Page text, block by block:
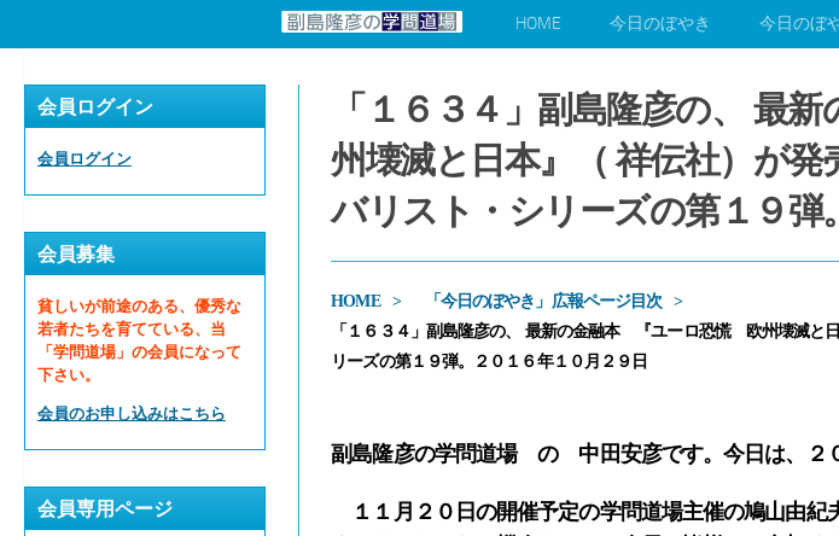
HOME 今日のぼやき 今日のぼ
「１６３４」副島隆彦の、
州壊滅と日本』（ 祥伝社）が
バリスト・シリーズの第１９弾
HOME
「今日のぼやき」広報ページ目次
「１６３４」副島隆彦の、 最新の金融本 『ユーロ恐慌 欧州壊滅と
リーズの第１９弾。２０１６年１０月２９日
副島隆彦の学問道場 の 中田安彦です。今日は、２
１１月２０日の開催予定の学問道場主催の鳩山由紀
会員ログイン
会員ログイン
会員募集
貧しいが前途のある、優秀な
若者たちを育てている、当
「学問道場」の会員になって
下さい。
会員のお申し込みはこちら
会員専用ページ